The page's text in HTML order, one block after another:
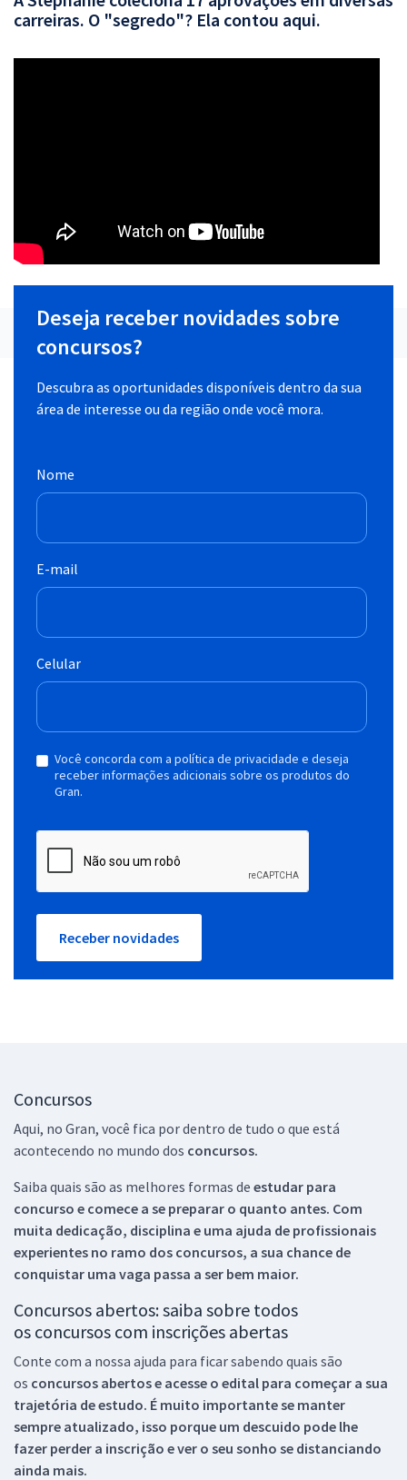
carreiras. O "segredo"? Ela contou aqui.
Deseja receber novidades sobre
concursos?
Descubra as oportunidades disponíveis dentro da sua
área de interesse ou da região onde você mora.
Nome
E-mail
Celular
Você concorda com a política de privacidade e deseja
receber informações adicionais sobre os produtos do
Gran.
Receber novidades
Concursos
Aqui, no Gran, você fica por dentro de tudo o que está
acontecendo no mundo dos concursos.
Saiba quais são as melhores formas de estudar para
concurso e comece a se preparar o quanto antes. Com
muita dedicação, disciplina e uma ajuda de profissionais
experientes no ramo dos concursos, a sua chance de
conquistar uma vaga passa a ser bem maior.
Concursos abertos: saiba sobre todos
os concursos com inscrições abertas
Conte com a nossa ajuda para ficar sabendo quais são
os concursos abertos e acesse o edital para começar a sua
trajetória de estudo. É muito importante se manter
sempre atualizado, isso porque um descuido pode lhe
fazer perder a inscrição e ver o seu sonho se distanciando
ainda mais.